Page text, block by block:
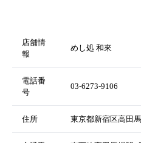
店舗情
報
めし処 和來
電話番
号
03-6273-9106
住所 東京都新宿区高田